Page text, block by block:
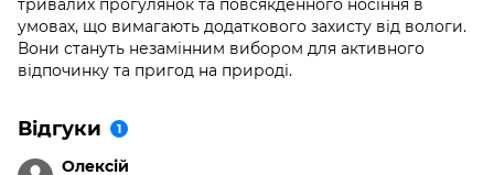
умовах, що вимагають додаткового захисту від вологи.
Вони стануть незамінним вибором для активного
відпочинку та пригод на природі.
Відгуки 1
Олексій